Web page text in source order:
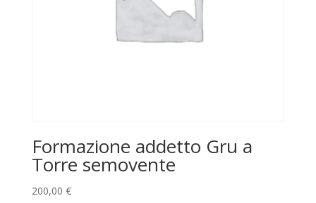
Formazione addetto Gru a
Torre semovente
200,00 €